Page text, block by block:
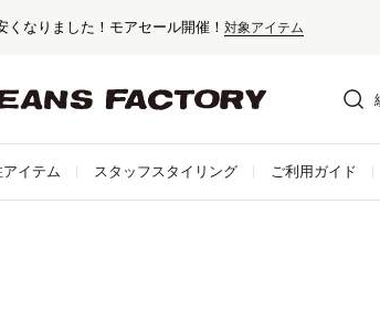
くなりました！モアセール開催！ 対象アイテム
で送料無料！
報をゲット。さらに詳しく
アイテム スタッフスタイリング ご利用ガイド